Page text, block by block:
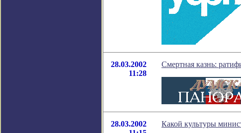
28.03.2002
11:28
Смертная казнь:
28.03.2002
Какой культуры